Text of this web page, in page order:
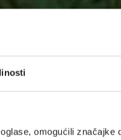
omogućili značajke
ili osvježavajući